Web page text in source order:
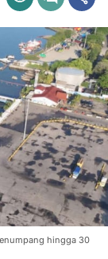
hingga 30